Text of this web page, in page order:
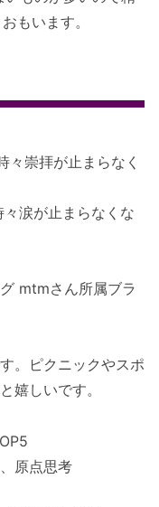
もいます。
々崇拝が止まらなく
々涙が止まらなくな
mtmさん所属ブラ
。ピクニックやスポ
嬉しいです。
原点思考